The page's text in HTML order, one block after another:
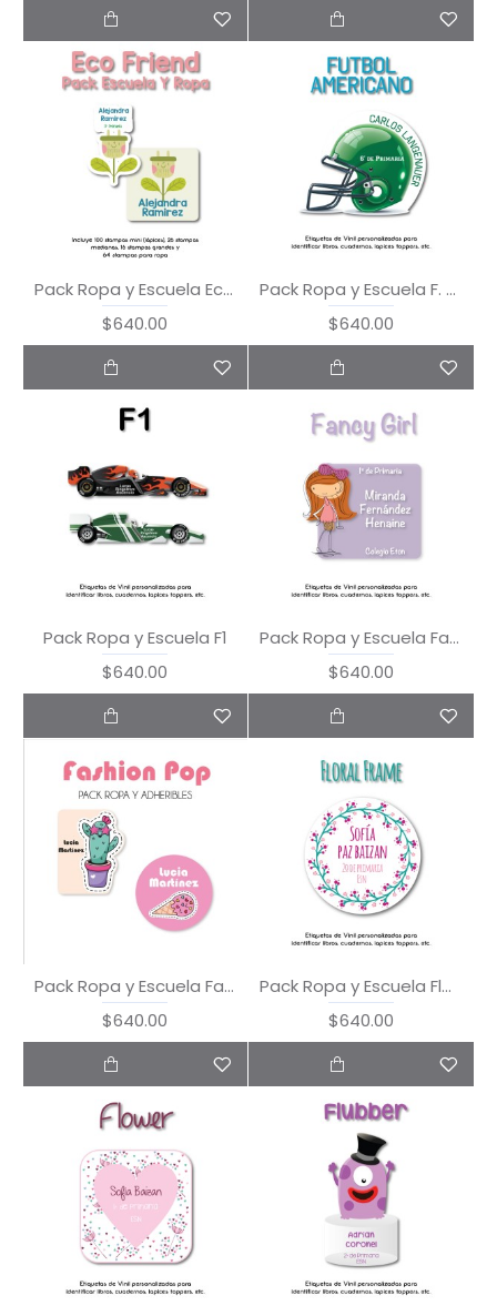
Pack Ropa y Escuela Eco Friend
$640.00
Pack Ropa y Escuela F. Americano
$640.00
Pack Ropa y Escuela F1
$640.00
Pack Ropa y Escuela Fancy Girl
$640.00
Pack Ropa y Escuela Fashion Pop
$640.00
Pack Ropa y Escuela Floral Frame
$640.00